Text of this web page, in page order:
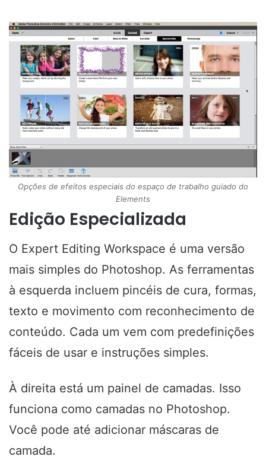
Opções de efeitos especiais do espaço de trabalho guiado do
Elements
Edição Especializada
O Expert Editing Workspace é uma versão
mais simples do Photoshop. As ferramentas
à esquerda incluem pincéis de cura, formas,
texto e movimento com reconhecimento de
conteúdo. Cada um vem com predefinições
fáceis de usar e instruções simples.
À direita está um painel de camadas. Isso
funciona como camadas no Photoshop.
Você pode até adicionar máscaras de
camada.